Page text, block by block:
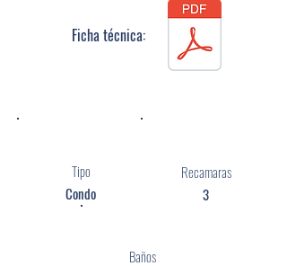
Ficha técnica:
Tipo
Condo
Recamaras
3
Baños